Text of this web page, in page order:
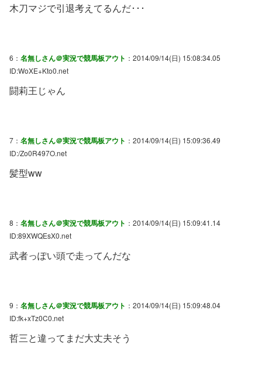
木刀マジで引退考えてるんだ･･･
6： 名無しさん＠実況で競馬板アウト ：2014/09/14(日) 15:08:34.05
ID:WoXE+Kto0.net
闘莉王じゃん
7： 名無しさん＠実況で競馬板アウト ：2014/09/14(日) 15:09:36.49
ID:/Zo0R497O.net
髪型ww
8： 名無しさん＠実況で競馬板アウト ：2014/09/14(日) 15:09:41.14
ID:89XWQEsX0.net
武者っぽい頭で走ってんだな
9： 名無しさん＠実況で競馬板アウト ：2014/09/14(日) 15:09:48.04
ID:fk+xTz0C0.net
哲三と違ってまだ大丈夫そう